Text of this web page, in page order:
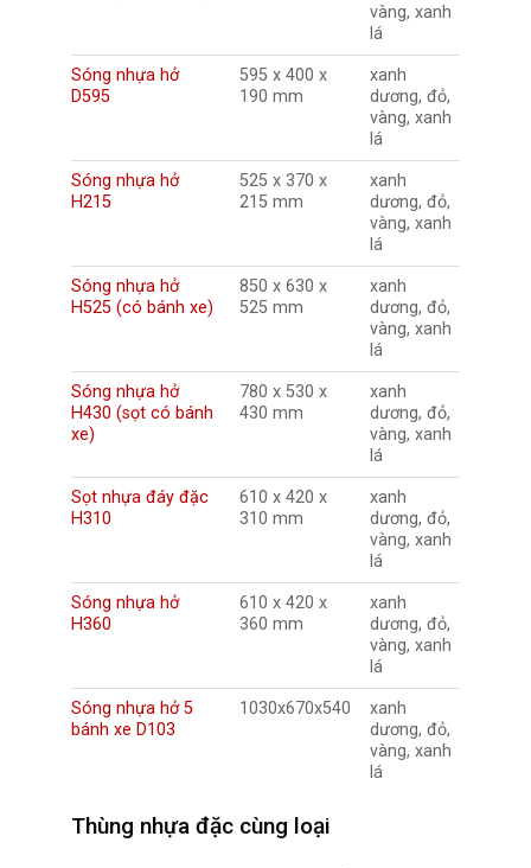
vàng, xanh
lá
Sóng nhựa hở
D595
595 x 400 x
190 mm
xanh
dương, đỏ,
vàng, xanh
lá
Sóng nhựa hở
H215
525 x 370 x
215 mm
xanh
dương, đỏ,
vàng, xanh
lá
Sóng nhựa hở
H525 (có bánh xe)
850 x 630 x
525 mm
xanh
dương, đỏ,
vàng, xanh
lá
Sóng nhựa hở
H430 (sọt có bánh
xe)
780 x 530 x
430 mm
xanh
dương, đỏ,
vàng, xanh
lá
Sọt nhựa đáy đặc
H310
610 x 420 x
310 mm
xanh
dương, đỏ,
vàng, xanh
lá
Sóng nhựa hở
H360
610 x 420 x
360 mm
xanh
dương, đỏ,
vàng, xanh
lá
Sóng nhựa hở 5
bánh xe D103
1030x670x540
xanh
dương, đỏ,
vàng, xanh
lá
Thùng nhựa đặc cùng loại